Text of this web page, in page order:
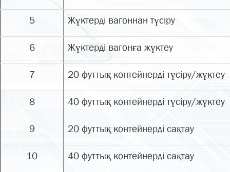
5 Жүктерді вагоннан түсіру
6 Жүктерді вагонға жүктеу
7 20 футтық контейнерді түсіру/жүктеу
8 40 футтық контейнерді түсіру/жүктеу
9 20 футтық контейнерді сақтау
10 40 футтық контейнерді сақтау